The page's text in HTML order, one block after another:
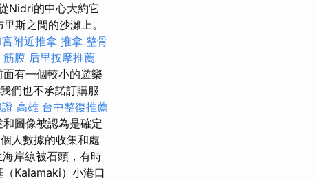
Nidri的中心大約它
斯之間的沙灘上。
附近推拿 推拿 整骨
筋膜 后里按摩推薦
面有一個較小的遊樂
們也不承諾訂購服
證 高雄 台中整復推薦
圖像被認為是確定
人數據的收集和處
岸線被石頭，有時
Kalamaki）小港口